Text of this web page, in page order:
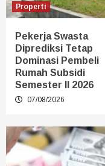
Properti
Pekerja Swasta
Diprediksi Tetap
Dominasi Pembeli
Rumah Subsidi
Semester II 2026
07/08/2026